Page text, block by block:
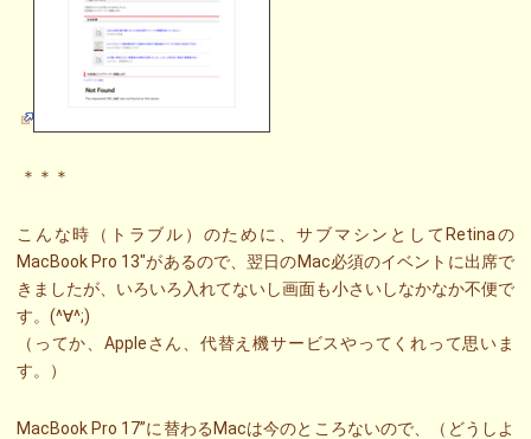
＊＊＊
こんな時（トラブル）のために、サブマシンとしてRetinaの
MacBook Pro 13″があるので、翌日のMac必須のイベントに出席で
きましたが、いろいろ入れてないし画面も小さいしなかなか不便で
す。(^∀^;)
（ってか、Appleさん、代替え機サービスやってくれって思いま
す。）
MacBook Pro 17”に替わるMacは今のところないので、（どうしよ